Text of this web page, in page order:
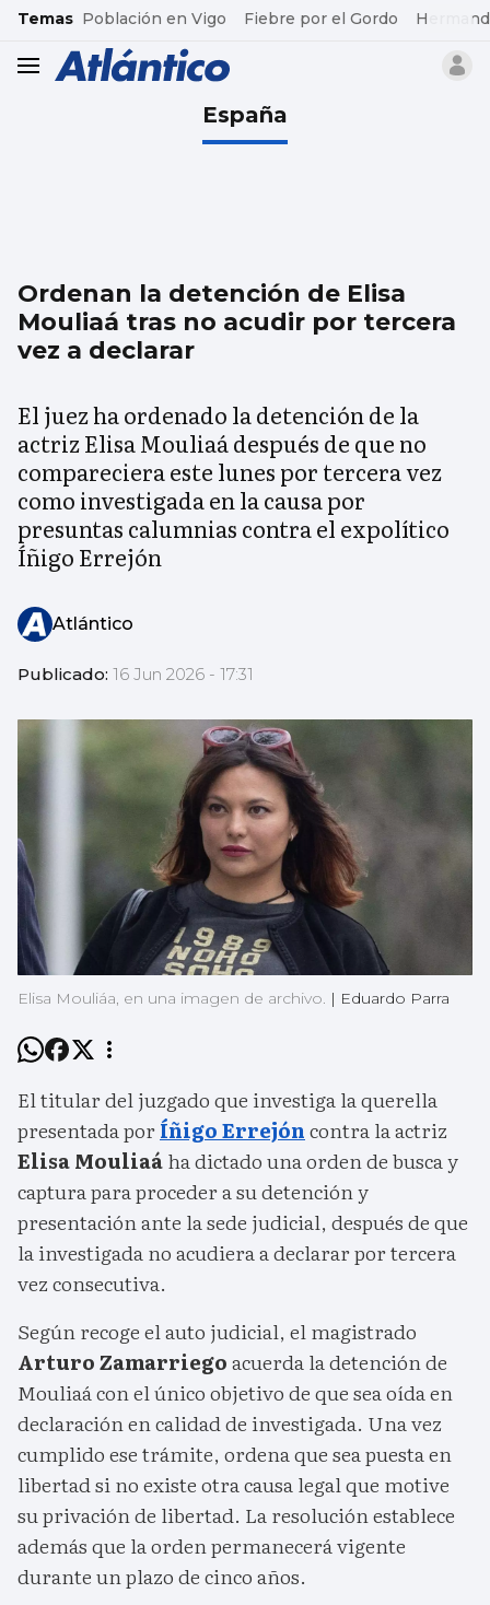
common.go-to-content
Temas Población en Vigo Fiebre por el Gordo
header.menu.open
España
Ordenan la detención de Elisa
Mouliaá tras no acudir por tercera
vez a declarar
El juez ha ordenado la detención de la
actriz Elisa Mouliaá después de que no
compareciera este lunes por tercera vez
como investigada en la causa por
presuntas calumnias contra el expolítico
Íñigo Errejón
Atlántico
Publicado: 16 Jun 2026 - 17:31
Elisa Mouliáa, en una imagen de archivo. | Eduardo Parra
El titular del juzgado que investiga la querella
presentada porÍñigo Errejóncontra la actriz
Elisa Mouliaáha dictado una orden de busca y
captura para proceder a su detención y
presentación ante la sede judicial, después de que
la investigada no acudiera a declarar por tercera
vez consecutiva.
Según recoge el auto judicial, el magistrado
Arturo Zamarriegoacuerda la detención de
Mouliaá con el único objetivo de que sea oída en
declaración en calidad de investigada. Una vez
cumplido ese trámite, ordena que sea puesta en
libertad si no existe otra causa legal que motive
su privación de libertad. La resolución establece
además que la orden permanecerá vigente
durante un plazo de cinco años.